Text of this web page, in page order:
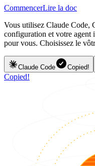
CommencerLire la doc
Vous utilisez Claude Code,
configuration et votre agent
pour vous. Choisissez le
Claude Code Copied!
Copied!